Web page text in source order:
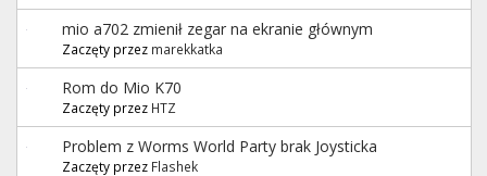
mio a702 zmienił zegar na ekranie głównym
Zaczęty przez marekkatka
Rom do Mio K70
Zaczęty przez HTZ
Problem z Worms World Party brak Joysticka
Zaczęty przez Flashek